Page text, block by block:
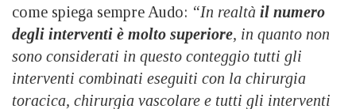
come spiega sempre Audo: “In realtà il numero
degli interventi è molto superiore, in quanto non
sono considerati in questo conteggio tutti gli
interventi combinati eseguiti con la chirurgia
toracica, chirurgia vascolare e tutti gli interventi